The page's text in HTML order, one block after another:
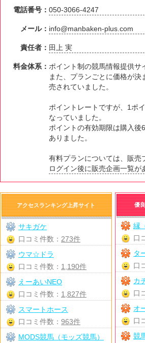
電話番号：050-3066-4247
メール： info@manbaken-plus.com
責任者： 田上 実
料金体系： ポイント制の競馬情報提供サ
また、プランごとに価格が決
売されていました。
ポイントレートですが、1ポ
なっていました。
ポイントの有効期限は購入後
ありました。
有料プランについては、販売
ログイン後に販売企画一覧が
優
縁
口
タ
口
カ
口
オ
口
競
アクセスランキング上昇サイト
サキガケ
口コミ件数： 273件
ウマ☆ドラ
口コミ件数： 1,190件
えーあいNEO
口コミ件数： 1,827件
スマートホース
口コミ件数： 963件
MODS競馬（モッズ競馬）